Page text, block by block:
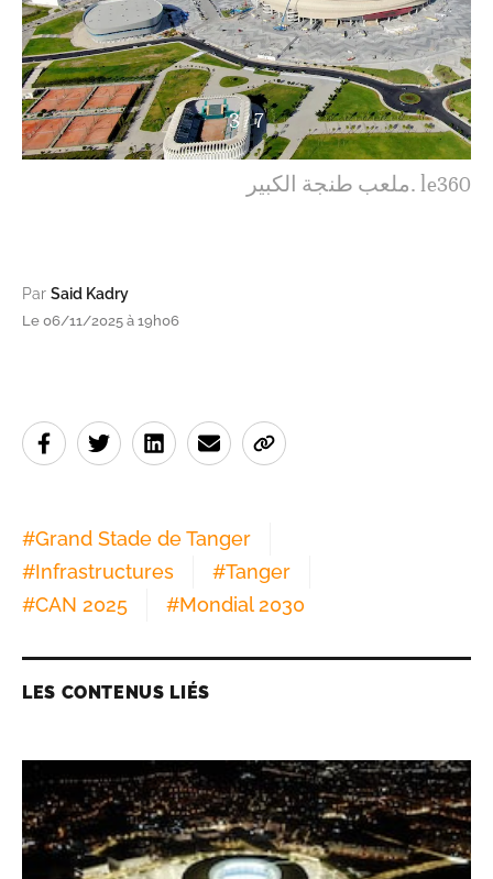
4/7
ملعب طنجة الكبير. le360
Par Said Kadry
Le 06/11/2025 à 19h06
#Grand Stade de Tanger
#Infrastructures #Tanger
#CAN 2025 #Mondial 2030
LES CONTENUS LIÉS